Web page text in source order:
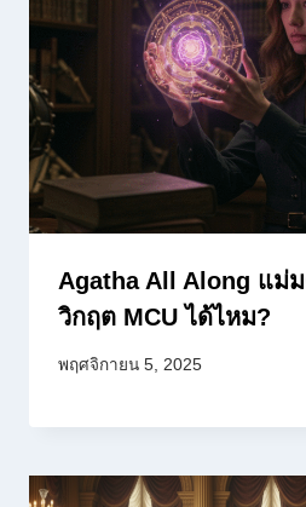
Agatha All Along แม่
วิกฤต MCU ได้ไหม?
พฤศจิกายน 5, 2025